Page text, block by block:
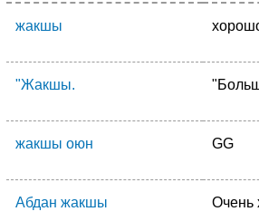
жакшы
"Жакшы.
жакшы оюн GG
Абдан жакшы Очень